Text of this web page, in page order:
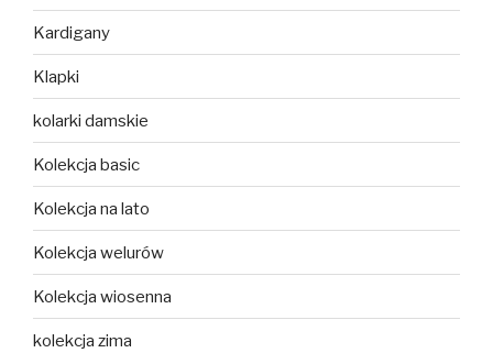
Kardigany
Klapki
kolarki damskie
Kolekcja basic
Kolekcja na lato
Kolekcja welurów
Kolekcja wiosenna
kolekcja zima